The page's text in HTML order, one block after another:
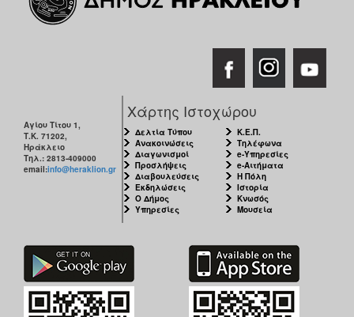
Αυτόματοι
ΤΟΠΟΣ
ΜΑΣΑγίου Τίτου 1,
Τ.Κ. 71202,
Ηράκλειο
Τηλ.: 2813-409000
email:info@heraklion.gr
Χάρτης Ιστοχώρου
Δελτία Τύπου
Ανακοινώσεις
Διαγωνισμοί
Προσλήψεις
Διαβουλεύσεις
Εκδηλώσεις
Ο Δήμος
Υπηρεσίες
Κ.Ε.Π.
Τηλέφωνα
e-Υπηρεσίες
e-Αιτήματα
Η Πόλη
Ιστορία
Κνωσός
Μουσεία